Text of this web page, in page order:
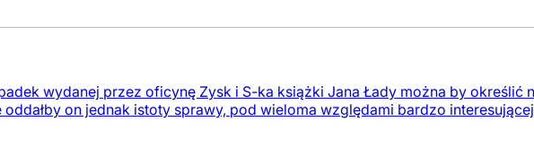
wydanej przez oficynę Zysk i S-ka książki Jana Łady można by określić
oddałby on jednak istoty sprawy, pod wieloma względami bardzo